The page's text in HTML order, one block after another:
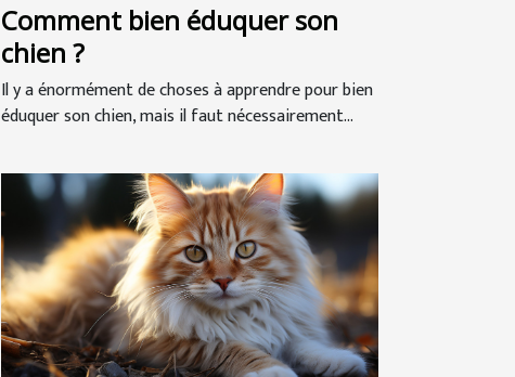
Comment bien éduquer son
chien ?
Il y a énormément de choses à apprendre pour bien
éduquer son chien, mais il faut nécessairement...